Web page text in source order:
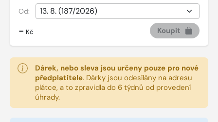
Od:
- Kč Koupit
Dárek, nebo sleva jsou určeny pouze pro nové
předplatitele. Dárky jsou odesílány na adresu
plátce, a to zpravidla do 6 týdnů od provedení
úhrady.